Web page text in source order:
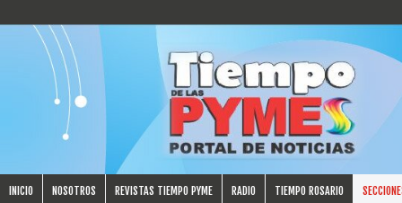
INICIO NOSOTROS REVISTAS TIEMPO PYME RADIO TIEMPO ROSARIO